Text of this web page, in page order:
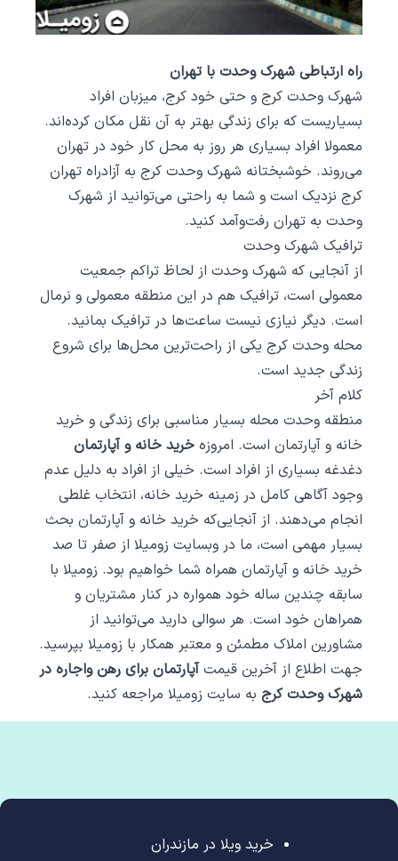
راه ارتباطی شهرک وحدت با تهران
شهرک وحدت کرج و حتی خود کرج، میزبان افراد
بسیاریست که برای زندگی بهتر به آن نقل مکان کرده‌اند.
معمولا افراد بسیاری هر روز به محل کار خود در تهران
می‌روند. خوشبختانه شهرک وحدت کرج به آزادراه تهران
کرج نزدیک است و شما به راحتی می‌توانید از شهرک
وحدت به تهران رفت‌و‌آمد کنید.
ترافیک شهرک وحدت
از آنجایی که شهرک وحدت از لحاظ تراکم جمعیت
معمولی است، ترافیک هم در این منطقه معمولی و نرمال
است. دیگر نیازی نیست ساعت‌ها در ترافیک بمانید.
محله وحدت کرج یکی از راحت‌ترین محل‌ها برای شروع
زندگی جدید است.
کلام آخر
منطقه وحدت محله بسیار مناسبی برای زندگی و خرید
خانه و آپارتمان است. امروزه خرید خانه و آپارتمان
دغدغه بسیاری از افراد است. خیلی‌ از افراد به دلیل عدم
وجود آگاهی کامل در زمینه خرید خانه، انتخاب غلطی
انجام می‌دهند. از آنجایی‌که خرید خانه و آپارتمان بحث
بسیار مهمی است، ما در وبسایت زومیلا از صفر تا صد
خرید خانه و آپارتمان همراه شما خواهیم بود. زومیلا با
سابقه چندین ساله خود همواره در کنار مشتریان و
همراهان خود است. هر سوالی دارید می‌توانید از
مشاورین املاک مطمئن و معتبر همکار با زومیلا بپرسید.
جهت اطلاع از آخرین قیمتآپارتمان برای رهن واجاره در
شهرک وحدت کرج به سایت زومیلا مراجعه کنید.
خرید ویلا در مازندران